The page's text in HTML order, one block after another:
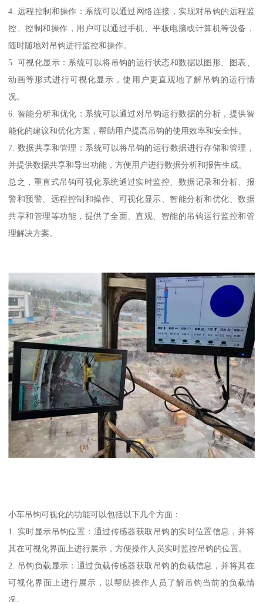
4. 远程控制和操作：系统可以通过网络连接，实现对吊钩的远程监
控、控制和操作，用户可以通过手机、平板电脑或计算机等设备，
随时随地对吊钩进行监控和操作。
5. 可视化显示：系统可以将吊钩的运行状态和数据以图形、图表、
动画等形式进行可视化显示，使用户更直观地了解吊钩的运行情
况。
6. 智能分析和优化：系统可以通过对吊钩运行数据的分析，提供智
能化的建议和优化方案，帮助用户提高吊钩的使用效率和安全性。
7. 数据共享和管理：系统可以将吊钩的运行数据进行存储和管理，
并提供数据共享和导出功能，方便用户进行数据分析和报告生成。
总之，重直式吊钩可视化系统通过实时监控、数据记录和分析、报
警和预警、远程控制和操作、可视化显示、智能分析和优化、数据
共享和管理等功能，提供了全面、直观、智能的吊钩运行监控和管
理解决方案。
小车吊钩可视化的功能可以包括以下几个方面：
1. 实时显示吊钩位置：通过传感器获取吊钩的实时位置信息，并将
其在可视化界面上进行展示，方便操作人员实时监控吊钩的位置。
2. 吊钩负载显示：通过负载传感器获取吊钩的负载信息，并将其在
可视化界面上进行展示，以帮助操作人员了解吊钩当前的负载情
况。